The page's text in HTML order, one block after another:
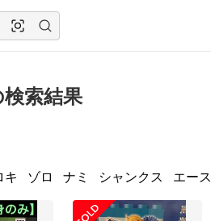
索結果
キ ゾロ ナミ シャンクス エース